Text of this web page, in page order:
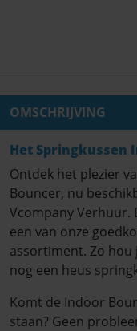
OMSCHRIJVING
Het Springkussen
Ontdek het plezier
Bouncer, nu
Vcompany Verhuur.
een van onze
assortiment. Zo hou
nog een heus
Komt de Indoor
staan? Geen